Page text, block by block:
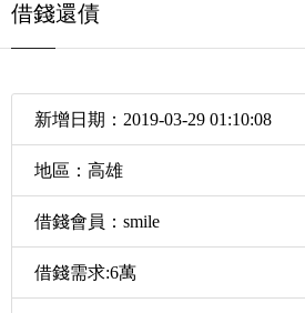
借錢還債
新增日期：2019-03-29 01:10:08
地區：高雄
借錢會員：smile
借錢需求:6萬